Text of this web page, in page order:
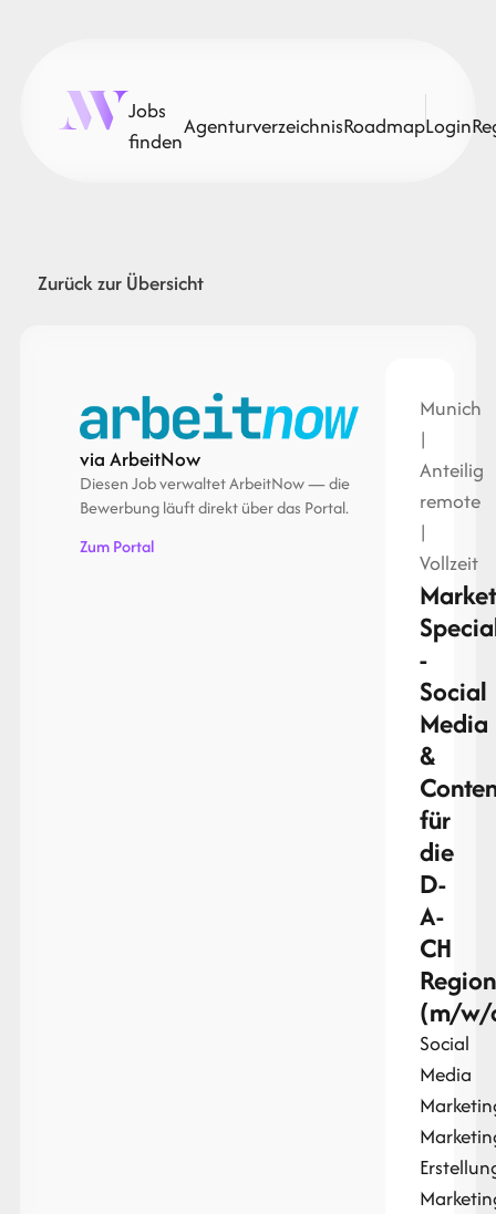
Jobs
finden
AgenturverzeichnisRoadmapLogin
Zurück zur Übersicht
via ArbeitNow
Diesen Job verwaltet ArbeitNow — die
Bewerbung läuft direkt über das Portal.
Zum Portal
Munich
|
Anteilig
remote
|
Vollzeit
-
Social
Media
&
für
die
D-
A-
CH
Region
(m/
Social
Media